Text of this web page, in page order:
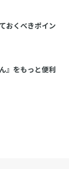
おくべきポイン
』をもっと便利